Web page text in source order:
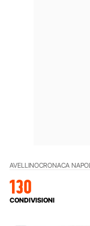
AVELLINOCRONACA
130
CONDIVISIONI